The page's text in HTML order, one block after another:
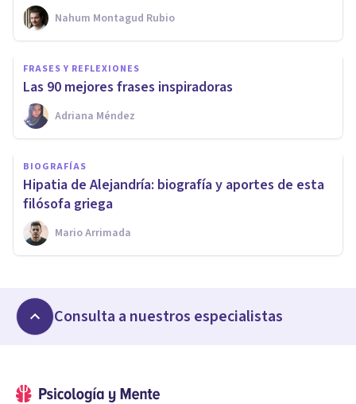
Nahum Montagud Rubio
FRASES Y REFLEXIONES
Las 90 mejores frases inspiradoras
Adriana Méndez
BIOGRAFÍAS
Hipatia de Alejandría: biografía y aportes de esta
filósofa griega
Mario Arrimada
Consulta a nuestros especialistas